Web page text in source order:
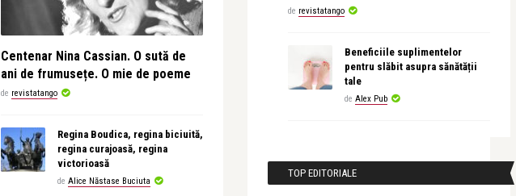
Centenar Nina Cassian. O sută de
ani de frumusețe. O mie de poeme
de revistatango
Regina Boudica, regina biciuită,
regina curajoasă, regina
victorioasă
de Alice Năstase Buciuta
de revistatango
Beneficiile suplimentelor
pentru slăbit asupra sănătății
tale
de Alex Pub
TOP EDITORIALE